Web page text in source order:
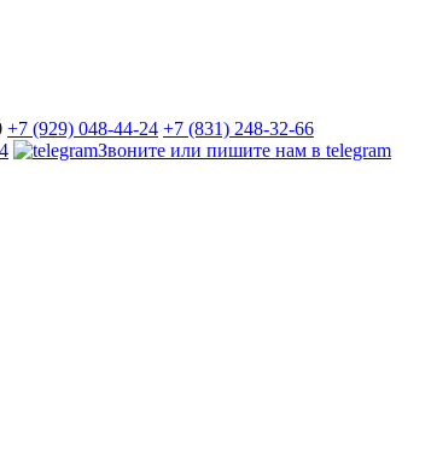
+7 (929) 048-44-24 +7 (831) 248-32-66
Звоните или пишите нам в telegram